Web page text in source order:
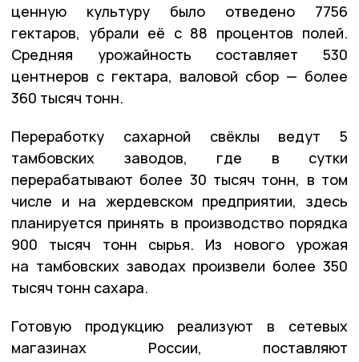
ценную культуру было отведено 7756
гектаров, убрали её с 88 процентов полей.
Средняя урожайность составляет 530
центнеров с гектара, валовой сбор — более
360 тысяч тонн.
Переработку сахарной свёклы ведут 5
тамбовских заводов, где в сутки
перерабатывают более 30 тысяч тонн, в том
числе и на жердевском предприятии, здесь
планируется принять в производство порядка
900 тысяч тонн сырья. Из нового урожая
на тамбовских заводах произвели более 350
тысяч тонн сахара.
Готовую продукцию реализуют в сетевых
магазинах России, поставляют